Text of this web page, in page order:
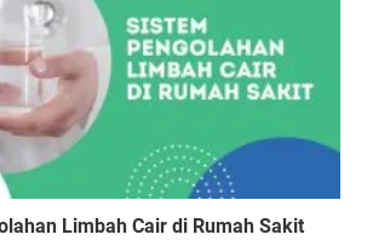
Limbah Cair di Rumah Sakit